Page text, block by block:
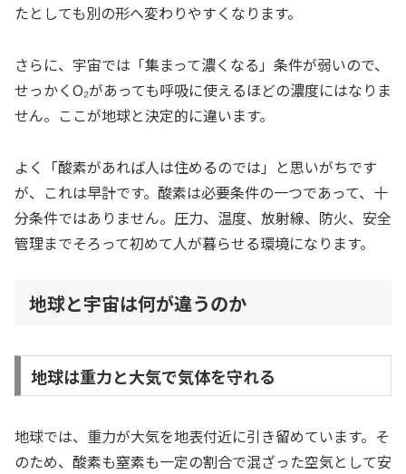
たとしても別の形へ変わりやすくなります。
さらに、宇宙では「集まって濃くなる」条件が弱いので、
せっかくO₂があっても呼吸に使えるほどの濃度にはなりま
せん。ここが地球と決定的に違います。
よく「酸素があれば人は住めるのでは」と思いがちです
が、これは早計です。酸素は必要条件の一つであって、十
分条件ではありません。圧力、温度、放射線、防火、安全
管理までそろって初めて人が暮らせる環境になります。
地球と宇宙は何が違うのか
地球は重力と大気で気体を守れる
地球では、重力が大気を地表付近に引き留めています。そ
のため、酸素も窒素も一定の割合で混ざった空気として安